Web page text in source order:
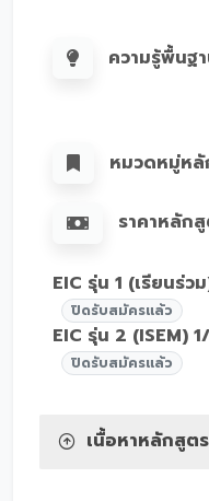
ความรู้พื้นฐ
หมวดหมู่ห
ราคาหลัก
EIC รุ่น 1 (เรียนร่ว
ปิดรับสมัครแล้ว
EIC รุ่น 2 (ISEM)
ปิดรับสมัครแล้ว
เนื้อหาหลักสูตร